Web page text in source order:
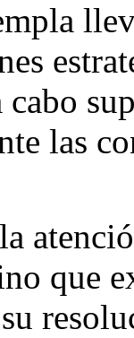
las
que